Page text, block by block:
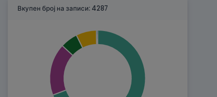
Вкупен број на записи: 4287